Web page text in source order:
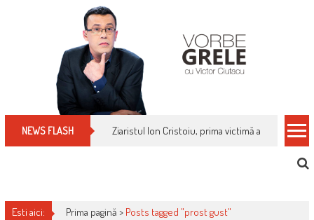
NEWS FLASH Ziaristul Ion Cristoiu, prima victimă a noi
Esti aici: Prima pagină > Posts tagged "prost gust"